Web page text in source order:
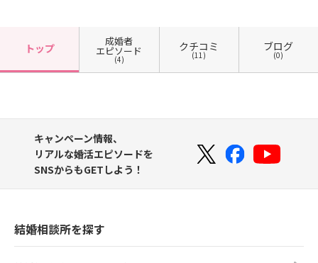
トップ
成婚者
エピソード
(4)
クチコミ
(11)
ブログ
(0)
キャンペーン情報、
リアルな婚活エピソードを
SNSからもGETしよう！
結婚相談所を探す